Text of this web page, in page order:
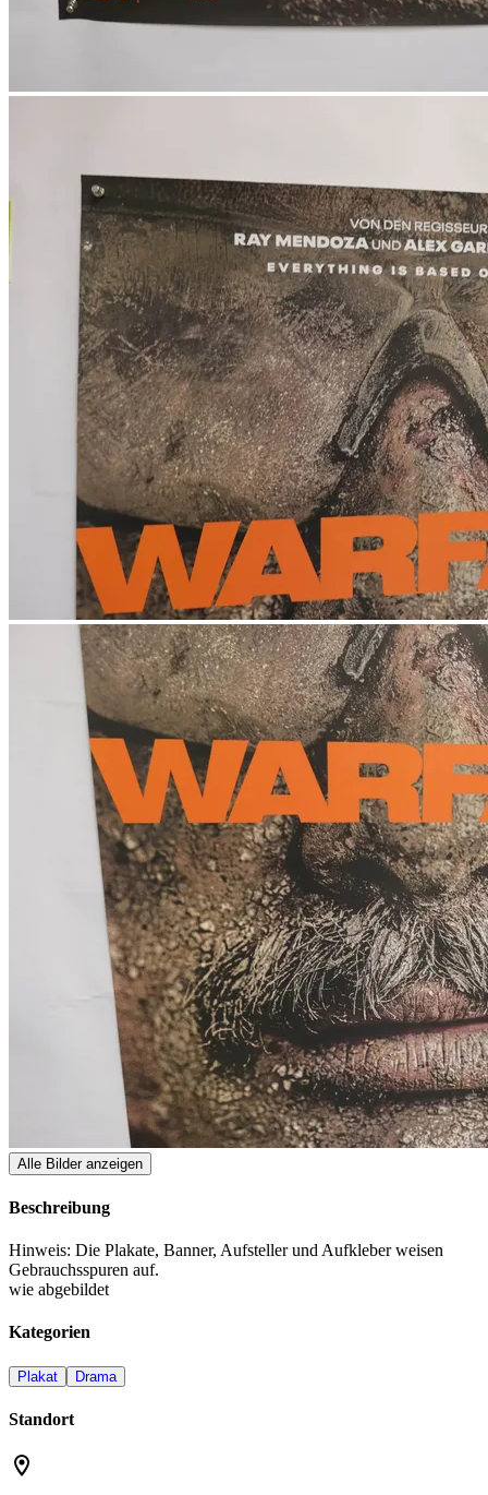
Alle Bilder anzeigen
Beschreibung
Hinweis: Die Plakate, Banner, Aufsteller und Aufkleber weisen
Gebrauchsspuren auf.
wie abgebildet
Kategorien
Plakat Drama
Standort